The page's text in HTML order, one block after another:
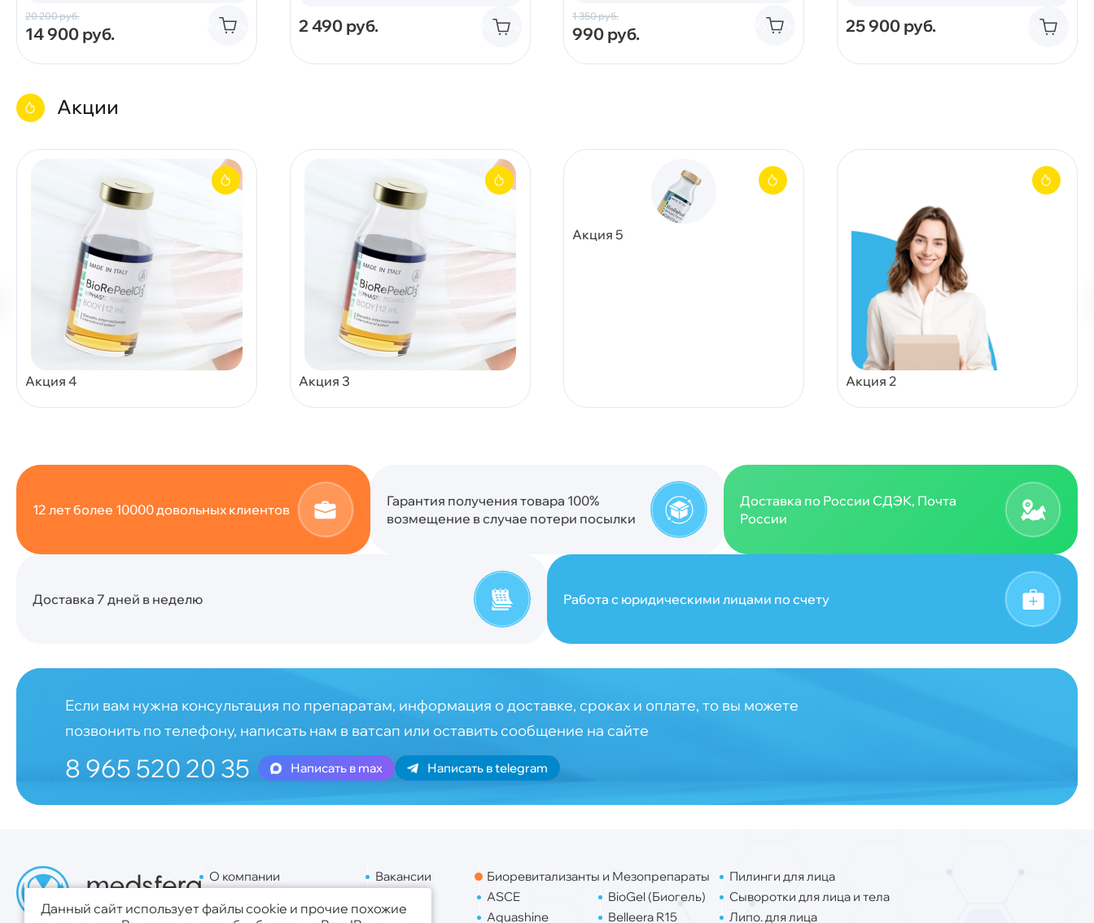
20 200руб.
14 900 руб. Купить 2 490 руб. Купить
1 350руб.
990 руб. Купить 25 900 руб. Купить
Акции
Акция 4 Акция 3
Акция 5
Акция 2
12 лет более 10000 довольных клиентов
Гарантия получения товара 100%
возмещение в случае потери посылки
Доставка по России СДЭК, Почта
России
Доставка 7 дней в неделю Работа с юридическими лицами по счету
Если вам нужна консультация по препаратам, информация о доставке, сроках и оплате, то вы можете
позвонить по телефону, написать нам в ватсап или оставить сообщение на сайте
8 965 520 20 35 Написать в max Написать в telegram
О компании
Новости
Вакансии
Доставка
Биоревитализанты и Мезопрепараты
ASCE
Aquashine
BioGel (Биогель)
Belleera R15
Пилинги для лица
Сыворотки для лица и тела
Липо. для лица
Данный сайт использует файлы cookie и прочие похожие